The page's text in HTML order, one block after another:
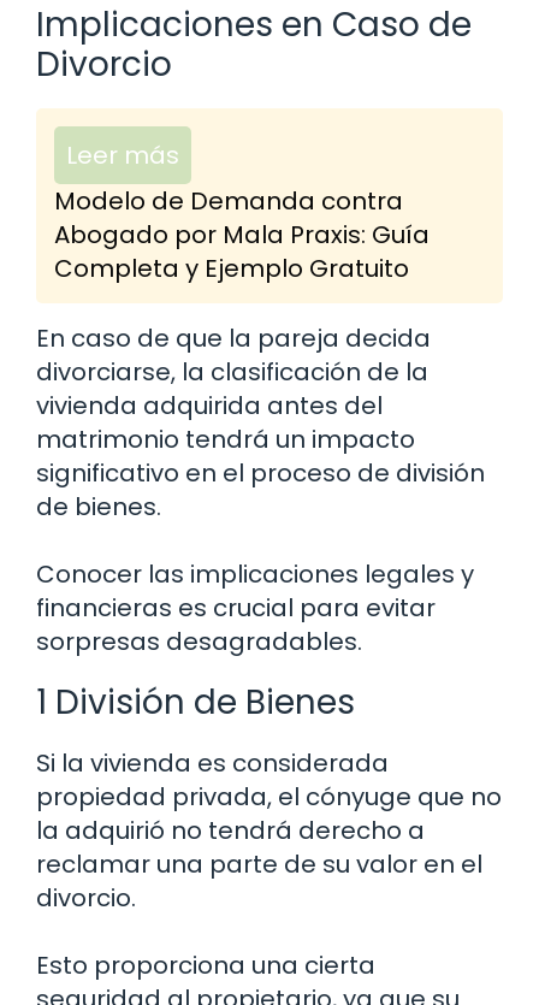
Implicaciones en Caso de
Divorcio
Leer más
Modelo de Demanda contra
Abogado por Mala Praxis: Guía
Completa y Ejemplo Gratuito
En caso de que la pareja decida
divorciarse, la clasificación de la
vivienda adquirida antes del
matrimonio tendrá un impacto
significativo en el proceso de división
de bienes.
Conocer las implicaciones legales y
financieras es crucial para evitar
sorpresas desagradables.
1 División de Bienes
Si la vivienda es considerada
propiedad privada, el cónyuge que no
la adquirió no tendrá derecho a
reclamar una parte de su valor en el
divorcio.
Esto proporciona una cierta